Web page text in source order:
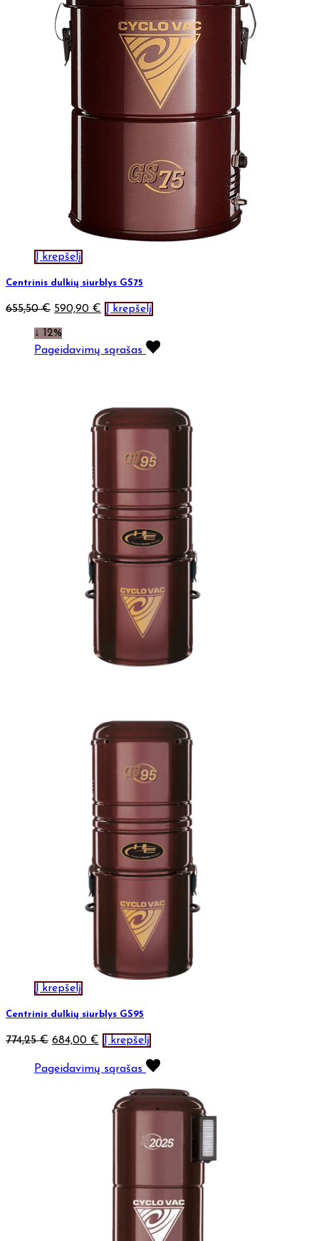
Į krepšelį
Centrinis dulkių siurblys GS75
655,50€ 590,90 € Į krepšelį
↓ 12%
Pageidavimų sąrašas
Į krepšelį
Centrinis dulkių siurblys GS95
774,25€ 684,00 € Į krepšelį
Pageidavimų sąrašas